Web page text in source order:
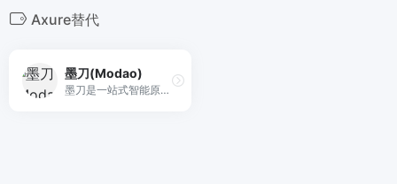
Axure替代
墨刀(Modao)
墨刀是一站式智能原型设计与产研协作平台，从原型工具升级为覆盖“想法-设计-协作-交付”的产品研发中枢。集成AI原型生成、AIPPT、白板、流程图、思维导图与UI设计能力，支持Axure/Sketch/Figma文件导入，帮助产品、设计、研发团队在云端高效协作，注册即可免费试用。